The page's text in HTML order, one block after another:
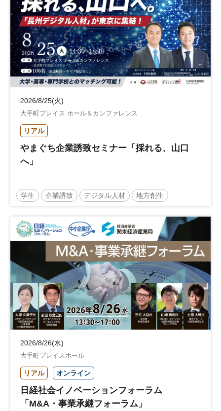
2026/8/25(火)
大手町プレイス ホール＆カンファレンス
リアル
やまぐち企業誘致セミナー「採れる、山口
へ」
学生 企業誘致 デジタル人材 地方創生
地域活性化 自治体
2026/8/26(水)
大手町プレイスホール
リアル オンライン
日経社会イノベーションフォーラム
「M&A・事業承継フォーラム」